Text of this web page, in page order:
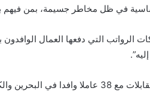
في ظل مخاطر جسيمة، بمن فيهم
الرواتب التي دفعها العمال
في مارس/آذار 2026، أجرت هيومن رايتس ووتش مقابلات